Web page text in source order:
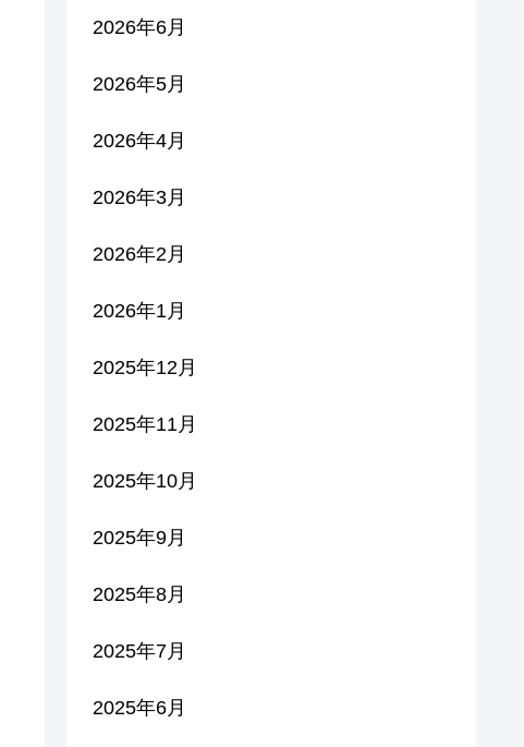
2026年6月
2026年5月
2026年4月
2026年3月
2026年2月
2026年1月
2025年12月
2025年11月
2025年10月
2025年9月
2025年8月
2025年7月
2025年6月